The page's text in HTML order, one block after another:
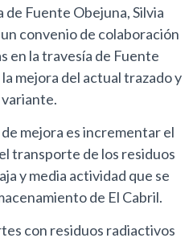
de Fuente Obejuna, Silvia
convenio de colaboración
en la travesía de Fuente
mejora del actual trazado y
mejora es incrementar el
transporte de los residuos
y media actividad que se
de El Cabril.
con residuos radiactivos